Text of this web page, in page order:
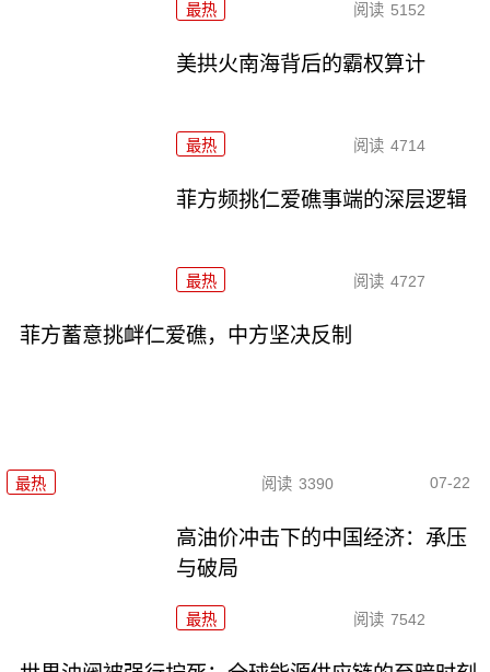
最热 阅读 5152
美拱火南海背后的霸权算计
最热 阅读 4714
菲方频挑仁爱礁事端的深层逻辑
最热 阅读 4727
菲方蓄意挑衅仁爱礁，中方坚决反制
最热 阅读 3390 07-22
高油价冲击下的中国经济：承压
与破局
最热 阅读 7542